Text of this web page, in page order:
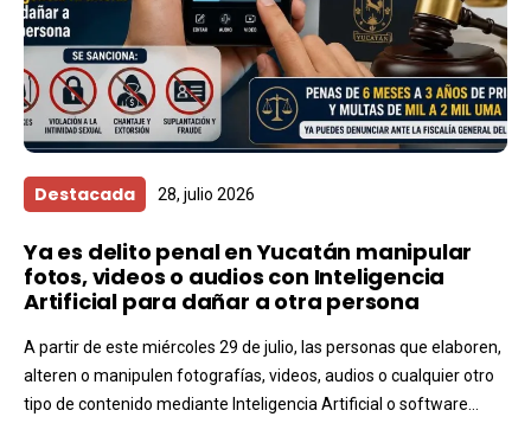
Destacada 28, julio 2026
Ya es delito penal en Yucatán manipular
fotos, videos o audios con Inteligencia
Artificial para dañar a otra persona
A partir de este miércoles 29 de julio, las personas que elaboren,
alteren o manipulen fotografías, videos, audios o cualquier otro
tipo de contenido mediante Inteligencia Artificial o software...